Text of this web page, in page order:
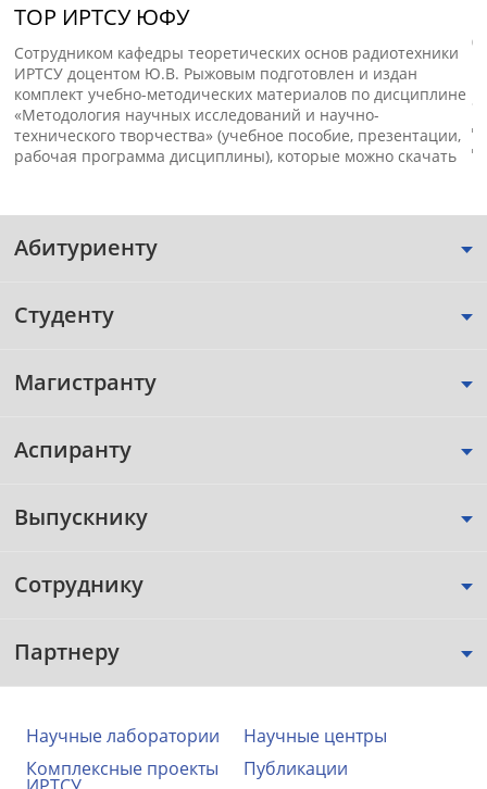
ТОР ИРТСУ ЮФУ
Сотрудником кафедры теоретических основ радиотехники
ИРТСУ доцентом Ю.В. Рыжовым подготовлен и издан
комплект учебно-методических материалов по дисциплине
«Методология научных исследований и научно-
технического творчества» (учебное пособие, презентации,
рабочая программа дисциплины), которые можно скачать
Абитуриенту
Студенту
Магистранту
Аспиранту
Выпускнику
Сотруднику
Партнеру
Научные лаборатории
Научные центры
Комплексные проекты
Публикации